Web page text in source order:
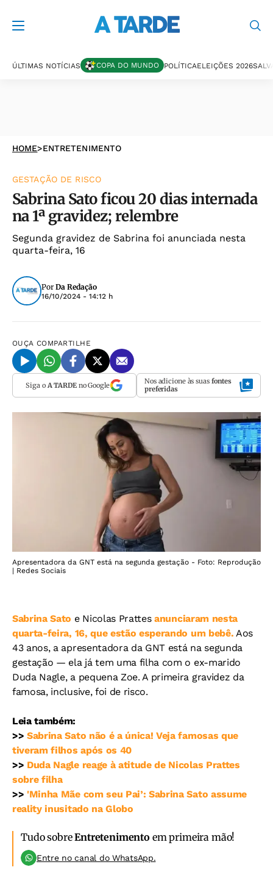
ÚLTIMAS NOTÍCIAS COPA DO MUNDO POLÍTICAELEIÇÕES 2026
HOME>ENTRETENIMENTO
GESTAÇÃO DE RISCO
Sabrina Sato ficou 20 dias internada
na 1ª gravidez; relembre
Segunda gravidez de Sabrina foi anunciada nesta
quarta-feira, 16
Por Da Redação
16/10/2024 - 14:12 h
OUÇA COMPARTILHE
Siga o A TARDEno Google Nos adicione às suas fontes
preferidas
Apresentadora da GNT está na segunda gestação - Foto: Reprodução
| Redes Sociais
Sabrina Sato e Nicolas Prattesanunciaram nesta
quarta-feira, 16, que estão esperando um bebê. Aos
43 anos, a apresentadora da GNT está na segunda
gestação — ela já tem uma filha com o ex-marido
Duda Nagle, a pequena Zoe. A primeira gravidez da
famosa, inclusive, foi de risco.
Leia também:
>>Sabrina Sato não é a única! Veja famosas que
tiveram filhos após os 40
>> Duda Nagle reage à atitude de Nicolas Prattes
sobre filha
>> 'Minha Mãe com seu Pai’: Sabrina Sato assume
reality inusitado na Globo
Tudo sobreEntretenimento em primeira mão!
Entre no canal do WhatsApp.